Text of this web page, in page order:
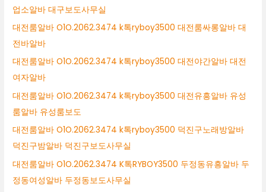
업소알바 대구보도사무실
대전룸알바 O1O.2062.3474 k톡ryboy3500 대전룸싸롱알바 대
전바알바
대전룸알바 O1O.2062.3474 k톡ryboy3500 대전야간알바 대전
여자알바
대전룸알바 O1O.2062.3474 k톡ryboy3500 대전유흥알바 유성
룸알바 유성룸보도
대전룸알바 O1O.2062.3474 k톡ryboy3500 덕진구노래방알바
덕진구밤알바 덕진구보도사무실
대전룸알바 O1O.2062.3474 K톡RYBOY3500 두정동유흥알바 두
정동여성알바 두정동보도사무실